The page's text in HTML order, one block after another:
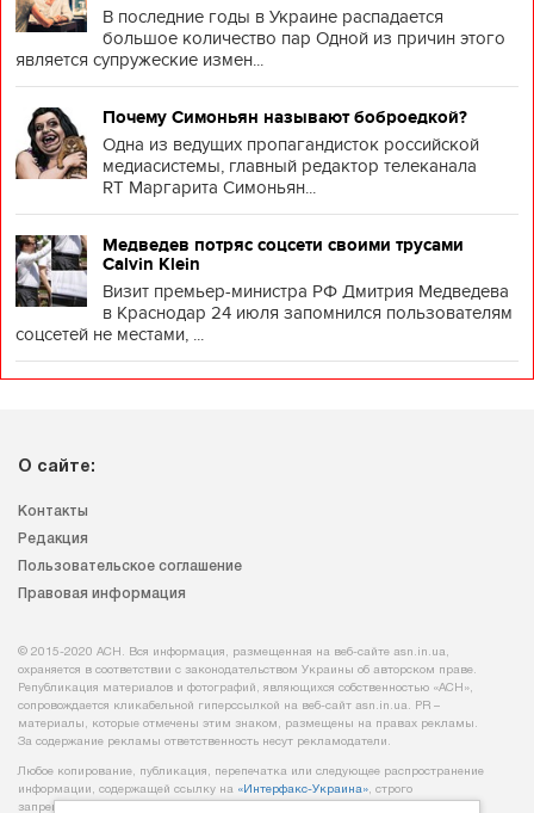
В последние годы в Украине распадается
большое количество пар Одной из причин этого
является супружеские измен...
Почему Симоньян называют боброедкой?
Одна из ведущих пропагандисток российской
медиасистемы, главный редактор телеканала
RT Маргарита Симоньян...
Медведев потряс соцсети своими трусами
Calvin Klein
Визит премьер-министра РФ Дмитрия Медведева
в Краснодар 24 июля запомнился пользователям
соцсетей не местами, ...
О сайте:
Контакты
Редакция
Пользовательское соглашение
Правовая информация
© 2015-2020 АСН. Вся информация, размещенная на веб-сайте asn.in.ua,
охраняется в соответствии с законодательством Украины об авторском праве.
Републикация материалов и фотографий, являющихся собственностью «АСН»,
сопровождается кликабельной гиперссылкой на веб-сайт asn.іn.ua. PR –
материалы, которые отмечены этим знаком, размещены на правах рекламы.
За содержание рекламы ответственность несут рекламодатели.
Любое копирование, публикация, перепечатка или следующее распространение
информации, содержащей ссылку на «Интерфакс-Украина», строго
запрещается.